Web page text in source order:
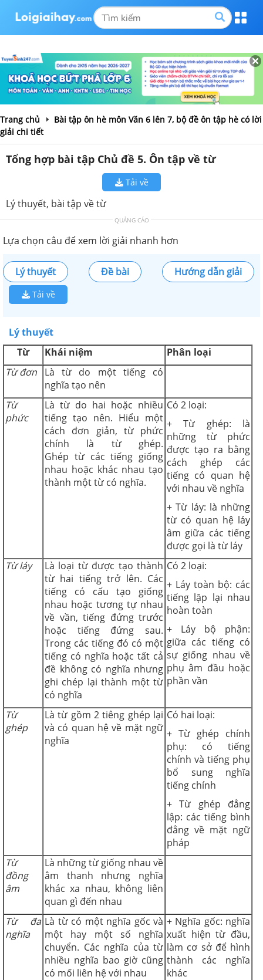
Trang chủ
Bài tập ôn hè môn Văn 6 lên 7, bộ đề ôn tập hè có lời
giải chi tiết
Tổng hợp bài tập Chủ đề 5. Ôn tập về từ
Tải về
Lý thuyết, bài tập về từ
QUẢNG CÁO
Lựa chọn câu để xem lời giải nhanh hơn
Lý thuyết Đề bài Hướng dẫn giải
Tải về
Lý thuyết
Từ
Khái niệm
Phân loại
Từ đơn
Là từ do một tiếng có
nghĩa tạo nên
Từ
phức
Là từ do hai hoặc nhiều
tiếng tạo nên. Hiểu một
cách đơn giản, từ phức
chính là từ ghép.
Ghép từ các tiếng giống
nhau hoặc khác nhau tạo
thành một từ có nghĩa.
Có 2 loại:
+ Từ ghép: là
những từ phức
được tạo ra bằng
cách ghép các
tiếng có quan hệ
với nhau về nghĩa
+ Từ láy: là những
từ có quan hệ láy
âm giữa các tiếng
được gọi là từ láy
Từ láy
Là loại từ được tạo thành
từ hai tiếng trở lên. Các
tiếng có cấu tạo giống
nhau hoặc tương tự nhau
về vần, tiếng đứng trước
hoặc tiếng đứng sau.
Trong các tiếng đó có một
tiếng có nghĩa hoặc tất cả
đề không có nghĩa nhưng
ghi chép lại thành một từ
có nghĩa
Có 2 loại:
+ Láy toàn bộ: các
tiếng lặp lại nhau
hoàn toàn
+ Láy bộ phận:
giữa các tiếng có
sự giống nhau về
phụ âm đầu hoặc
phần vần
Từ
ghép
Là từ gồm 2 tiêng ghép lại
và có quan hệ về mặt ngữ
nghĩa
Có hai loại:
+ Từ ghép chính
phụ: có tiếng
chính và tiếng phụ
bổ sung nghĩa
tiếng chính
+ Từ ghép đẳng
lập: các tiếng bình
đẳng về mặt ngữ
pháp
Từ
đồng
âm
Là những từ giống nhau về
âm thanh nhưng nghĩa
khác xa nhau, không liên
quan gì đến nhau
Từ đa
nghĩa
Là từ có một nghĩa gốc và
một hay một số nghĩa
chuyển. Các nghĩa của từ
nhiều nghĩa bao giờ cũng
có mối liên hệ với nhau
+ Nghĩa gốc: nghĩa
xuất hiện từ đầu,
làm cơ sở để hình
thành các nghĩa
khác